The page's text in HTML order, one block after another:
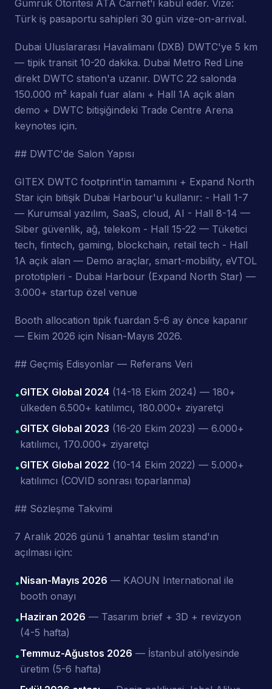
Gümrük Otoritesi ATA Carnet'i kabul eder. Vize:
Türk iş pasaportu sahipleri 30 gün vize-on-arrival.
Dubai Uluslararası Havalimanı (DXB) DWTC'ye 5 km
— tipik transit 10-20 dakika. Dubai Metro Red Line
direkt DWTC station'a uzanır. DWTC 22 salonda
150.000 m² kapalı fuar alanı + Hall 1A açık alan
demo + DWTC bitişiğindeki Trade Centre Arena
keynotes için.
## DWTC'de Salon Yapısı
GITEX DWTC footprint'in tamamını + Expand North
Star için bitişik Dubai Harbour'u kullanır: - Hall 1-7
— Kurumsal yazılım, SaaS, cloud, AI - Hall 8-14 —
Siber güvenlik, ağ, telekom - Hall 15-22 — Tüketici
tech, fintech, gaming, blockchain, retail tech - Hall
1A açık alan — Demo araçlar, smart-mobility, eVTOL
prototipleri - Dubai Harbour (Expand North Star) —
3.000+ startup özel venue
Booth allocation tipik fuardan 5-6 ay önce kapanır
— Ekim 2026 için Nisan-Mayıs 2026.
## Geçmiş Edisyonlar — Referans Veri
•GITEX Global 2024 (14-18 Ekim 2024) — 180+
ülkeden 6.500+ katılımcı, 180.000+ ziyaretçi
•GITEX Global 2023 (16-20 Ekim 2023) — 6.000+
katılımcı, 170.000+ ziyaretçi
•GITEX Global 2022 (10-14 Ekim 2022) — 5.000+
katılımcı (COVID sonrası toparlanma)
## Sözleşme Takvimi
7 Aralık 2026 günü 1 anahtar teslim stand'ın
açılması için:
•Nisan-Mayıs 2026 — KAOUN International ile
booth onayı
•Haziran 2026 — Tasarım brief + 3D + revizyon
(4-5 hafta)
•Temmuz-Ağustos 2026 — İstanbul atölyesinde
üretim (5-6 hafta)